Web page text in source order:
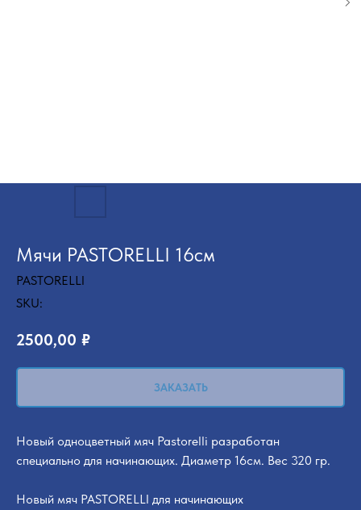
Мячи PASTORELLI 16см
PASTORELLI
SKU:
2500,00 ₽
ЗАКАЗАТЬ
Новый одноцветный мяч Pastorelli разработан
специально для начинающих. Диаметр 16см. Вес 320 гр.
Новый мяч PASTORELLI для начинающих